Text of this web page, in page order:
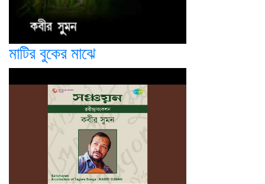
মাটির বুকের মাঝে